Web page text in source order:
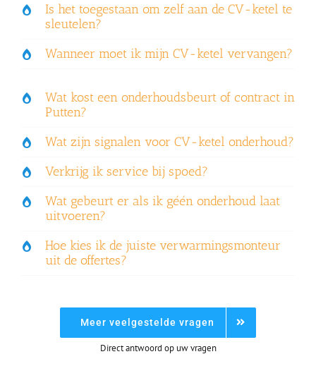
Is het toegestaan om zelf aan de CV-ketel te
sleutelen?
Wanneer moet ik mijn CV-ketel vervangen?
Wat kost een onderhoudsbeurt of contract in
Putten?
Wat zijn signalen voor CV-ketel onderhoud?
Verkrijg ik service bij spoed?
Wat gebeurt er als ik géén onderhoud laat
uitvoeren?
Hoe kies ik de juiste verwarmingsmonteur
uit de offertes?
Meer veelgestelde vragen
Direct antwoord op uw vragen